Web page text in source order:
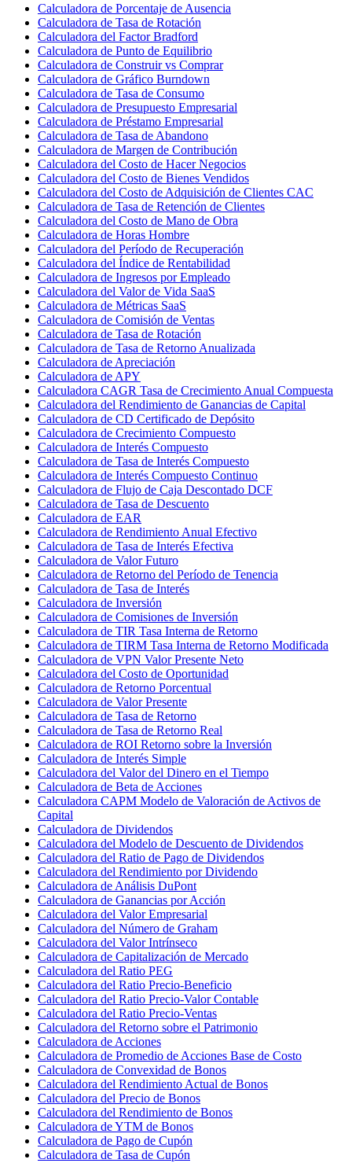
Calculadora de Porcentaje de Ausencia
Calculadora de Tasa de Rotación
Calculadora del Factor Bradford
Calculadora de Punto de Equilibrio
Calculadora de Construir vs Comprar
Calculadora de Gráfico Burndown
Calculadora de Tasa de Consumo
Calculadora de Presupuesto Empresarial
Calculadora de Préstamo Empresarial
Calculadora de Tasa de Abandono
Calculadora de Margen de Contribución
Calculadora del Costo de Hacer Negocios
Calculadora del Costo de Bienes Vendidos
Calculadora del Costo de Adquisición de Clientes CAC
Calculadora de Tasa de Retención de Clientes
Calculadora del Costo de Mano de Obra
Calculadora de Horas Hombre
Calculadora del Período de Recuperación
Calculadora del Índice de Rentabilidad
Calculadora de Ingresos por Empleado
Calculadora del Valor de Vida SaaS
Calculadora de Métricas SaaS
Calculadora de Comisión de Ventas
Calculadora de Tasa de Rotación
Calculadora de Tasa de Retorno Anualizada
Calculadora de Apreciación
Calculadora de APY
Calculadora CAGR Tasa de Crecimiento Anual Compuesta
Calculadora del Rendimiento de Ganancias de Capital
Calculadora de CD Certificado de Depósito
Calculadora de Crecimiento Compuesto
Calculadora de Interés Compuesto
Calculadora de Tasa de Interés Compuesto
Calculadora de Interés Compuesto Continuo
Calculadora de Flujo de Caja Descontado DCF
Calculadora de Tasa de Descuento
Calculadora de EAR
Calculadora de Rendimiento Anual Efectivo
Calculadora de Tasa de Interés Efectiva
Calculadora de Valor Futuro
Calculadora de Retorno del Período de Tenencia
Calculadora de Tasa de Interés
Calculadora de Inversión
Calculadora de Comisiones de Inversión
Calculadora de TIR Tasa Interna de Retorno
Calculadora de TIRM Tasa Interna de Retorno Modificada
Calculadora de VPN Valor Presente Neto
Calculadora del Costo de Oportunidad
Calculadora de Retorno Porcentual
Calculadora de Valor Presente
Calculadora de Tasa de Retorno
Calculadora de Tasa de Retorno Real
Calculadora de ROI Retorno sobre la Inversión
Calculadora de Interés Simple
Calculadora del Valor del Dinero en el Tiempo
Calculadora de Beta de Acciones
Calculadora CAPM Modelo de Valoración de Activos de
Capital
Calculadora de Dividendos
Calculadora del Modelo de Descuento de Dividendos
Calculadora del Ratio de Pago de Dividendos
Calculadora del Rendimiento por Dividendo
Calculadora de Análisis DuPont
Calculadora de Ganancias por Acción
Calculadora del Valor Empresarial
Calculadora del Número de Graham
Calculadora del Valor Intrínseco
Calculadora de Capitalización de Mercado
Calculadora del Ratio PEG
Calculadora del Ratio Precio-Beneficio
Calculadora del Ratio Precio-Valor Contable
Calculadora del Ratio Precio-Ventas
Calculadora del Retorno sobre el Patrimonio
Calculadora de Acciones
Calculadora de Promedio de Acciones Base de Costo
Calculadora de Convexidad de Bonos
Calculadora del Rendimiento Actual de Bonos
Calculadora del Precio de Bonos
Calculadora del Rendimiento de Bonos
Calculadora de YTM de Bonos
Calculadora de Pago de Cupón
Calculadora de Tasa de Cupón